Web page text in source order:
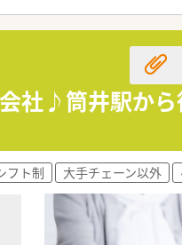
職場です。
社風です。
境です。
社♪筒井駅から
フト制 大手チェーン以外